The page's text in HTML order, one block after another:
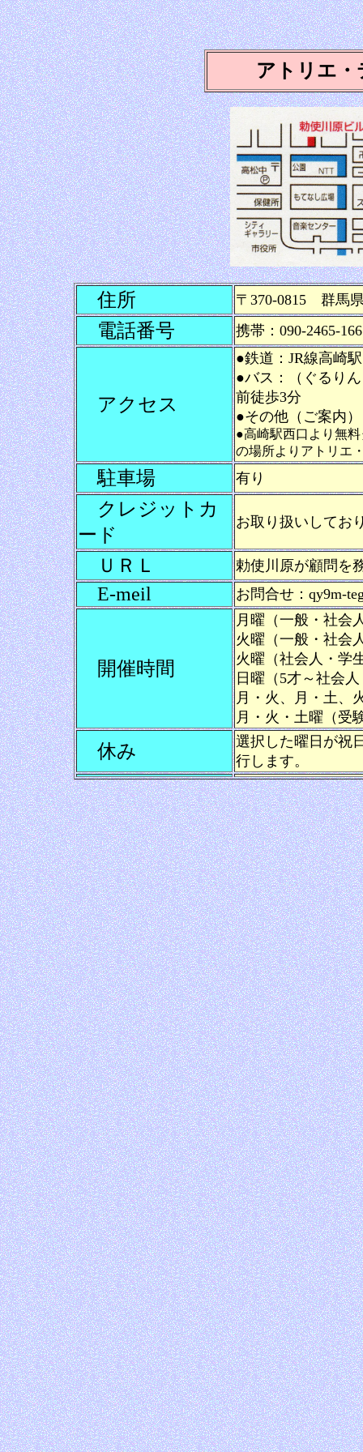
アトリエ
住所 〒370-0815 群馬
電話番号 携帯：090-2465-
アクセス
●鉄道：JR線高崎
●バス：（ぐるり
前徒歩3分
●その他（ご案内
●高崎駅西口より無
の場所よりアトリエ
駐車場 有り
クレジットカ
ード
お取り扱いしてお
ＵＲＬ 勅使川原が顧問を
E-meil お問合せ：qy9m-
開催時間
月曜（一般・社会
火曜（一般・社会
火曜（社会人・学
日曜（5才～社会
月・火、月・土、
月・火・土曜（受
休み
選択した曜日が祝
行します。